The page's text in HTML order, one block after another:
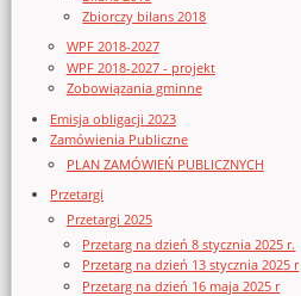
Zbiorczy bilans 2018
WPF 2018-2027
WPF 2018-2027 - projekt
Zobowiązania gminne
Emisja obligacji 2023
Zamówienia Publiczne
PLAN ZAMÓWIEŃ PUBLICZNYCH
Przetargi
Przetargi 2025
Przetarg na dzień 8 stycznia 2025 r.
Przetarg na dzień 13 stycznia 2025 r
Przetarg na dzień 16 maja 2025 r